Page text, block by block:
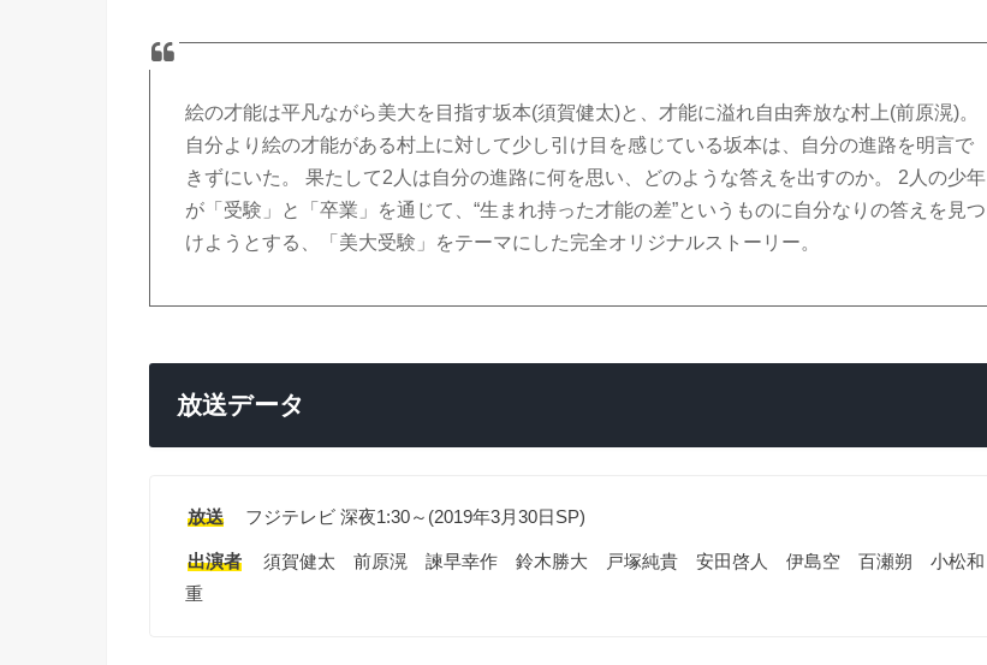
絵の才能は平凡ながら美大を目指す坂本(須賀健太)と、才能に溢れ自由奔放な村上(前原滉)。
自分より絵の才能がある村上に対して少し引け目を感じている坂本は、自分の進路を明言で
きずにいた。 果たして2人は自分の進路に何を思い、どのような答えを出すのか。 2人の少年
が「受験」と「卒業」を通じて、“生まれ持った才能の差”というものに自分なりの答えを見つ
けようとする、「美大受験」をテーマにした完全オリジナルストーリー。
放送データ
放送 フジテレビ 深夜1:30～(2019年3月30日SP)
出演者
須賀健太 前原滉 諫早幸作 鈴木勝大 戸塚純貴 安田啓人 伊島空 百瀬朔 小松和
重